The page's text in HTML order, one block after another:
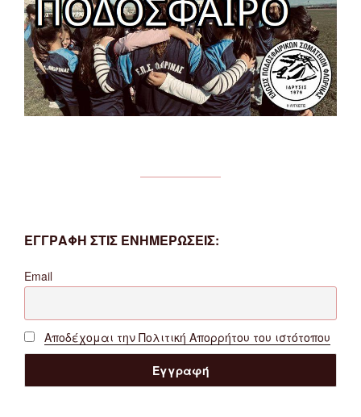
ΕΓΓΡΑΦΗ ΣΤΙΣ ΕΝΗΜΕΡΩΣΕΙΣ:
Email
Αποδέχομαι την Πολιτική Απορρήτου του ιστότοπου